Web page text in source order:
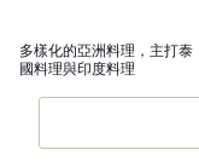
多樣化的亞洲料理，主打泰
國料理與印度料理